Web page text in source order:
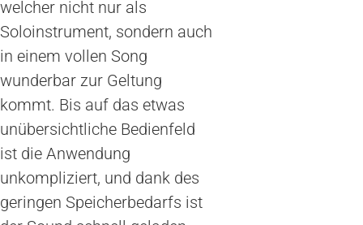
welcher nicht nur als
Soloinstrument, sondern auch
in einem vollen Song
wunderbar zur Geltung
kommt. Bis auf das etwas
unübersichtliche Bedienfeld
ist die Anwendung
unkompliziert, und dank des
geringen Speicherbedarfs ist